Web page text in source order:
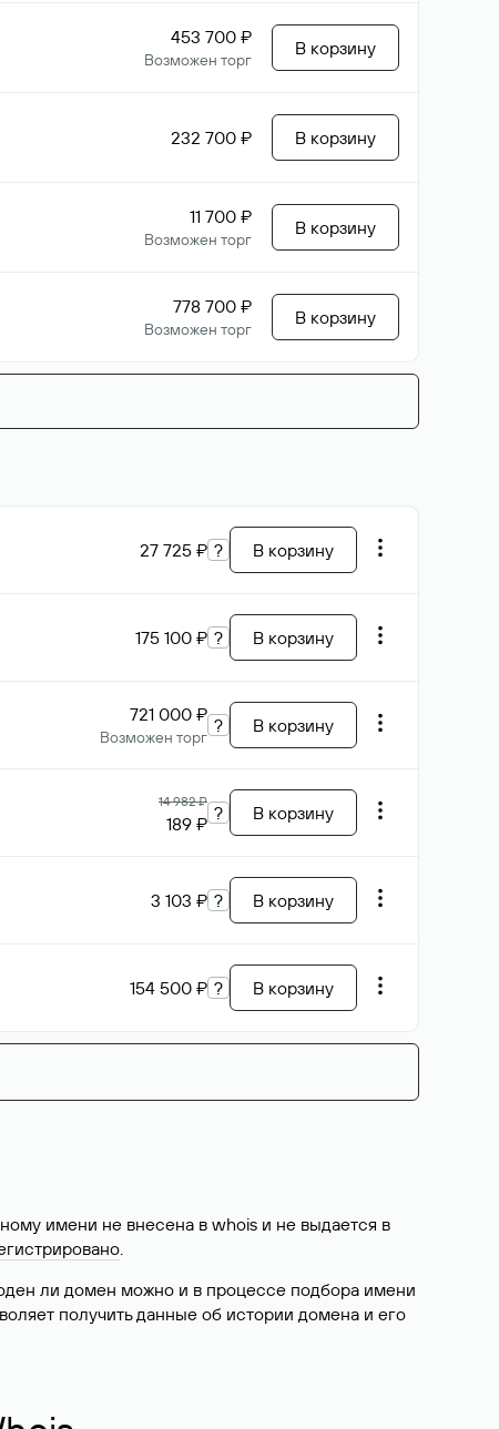
453 700 ₽
Возможен торг
В корзину
232 700 ₽ В корзину
11 700 ₽
Возможен торг
В корзину
778 700 ₽
Возможен торг
В корзину
27 725 ₽ ? В корзину
175 100 ₽ ? В корзину
721 000 ₽
Возможен торг
? В корзину
14 982 ₽
189 ₽ ? В корзину
3 103 ₽ ? В корзину
154 500 ₽ ? В корзину
имени не внесена в whois и не выдается в
.
ли домен можно и в процессе подбора имени
получить данные об истории домена и его